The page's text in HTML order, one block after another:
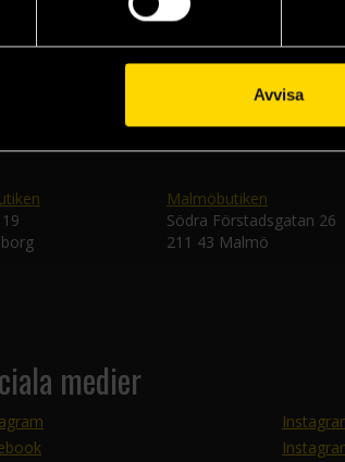
Avvisa
Malmöbutiken
Södra Förstadsgatan 26
211 43 Malmö
medier